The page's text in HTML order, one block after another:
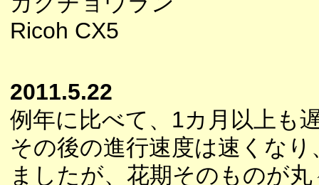
Ricoh CX5
2011.5.22
例年に比べて、1カ月以上も
その後の進行速度は速くな
ましたが、花期そのものが